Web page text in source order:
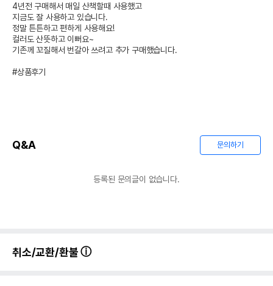
4년전 구매해서 매일 산책할때 사용했고
지금도 잘 사용하고 있습니다.
정말 튼튼하고 편하게 사용해요!
컬러도 산뜻하고 이뻐요~
기존께 꼬질해서 번갈아 쓰려고 추가 구매했습니다.
#상품후기
Q&A 문의하기
등록된 문의글이 없습니다.
취소/교환/환불